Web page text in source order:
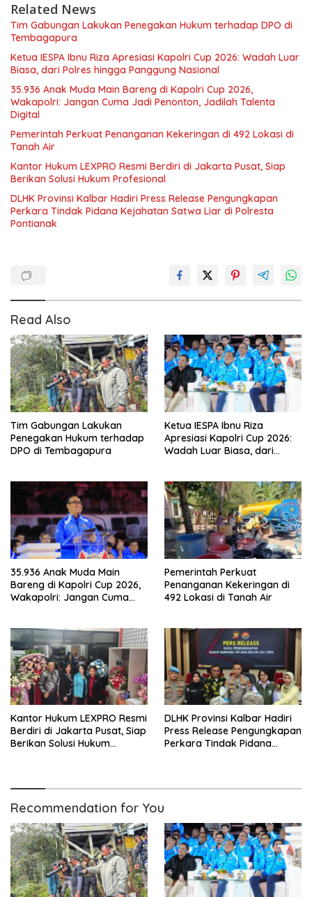
Related News
Tim Gabungan Lakukan Penegakan Hukum terhadap DPO di
Tembagapura
Ketua IESPA Ibnu Riza Apresiasi Kapolri Cup 2026: Wadah Luar
Biasa, dari Polres hingga Panggung Nasional
35.936 Anak Muda Main Bareng di Kapolri Cup 2026,
Wakapolri: Jangan Cuma Jadi Penonton, Jadilah Talenta
Digital
Pemerintah Perkuat Penanganan Kekeringan di 492 Lokasi di
Tanah Air
Kantor Hukum LEXPRO Resmi Berdiri di Jakarta Pusat, Siap
Berikan Solusi Hukum Profesional
DLHK Provinsi Kalbar Hadiri Press Release Pengungkapan
Perkara Tindak Pidana Kejahatan Satwa Liar di Polresta
Pontianak
Read Also
Tim Gabungan Lakukan
Penegakan Hukum terhadap
DPO di Tembagapura
Ketua IESPA Ibnu Riza
Apresiasi Kapolri Cup 2026:
Wadah Luar Biasa, dari
35.936 Anak Muda Main
Bareng di Kapolri Cup 2026,
Wakapolri: Jangan Cuma
Pemerintah Perkuat
Penanganan Kekeringan di
492 Lokasi di Tanah Air
Kantor Hukum LEXPRO Resmi
Berdiri di Jakarta Pusat, Siap
Berikan Solusi Hukum
DLHK Provinsi Kalbar Hadiri
Press Release Pengungkapan
Perkara Tindak Pidana
Recommendation for You